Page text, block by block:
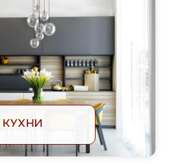
КУХНИ